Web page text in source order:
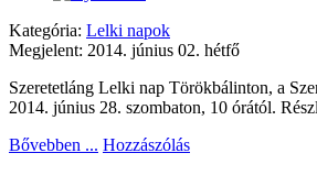
Kategória: Lelki napok
Megjelent: 2014. június 02. hétfő
Szeretetláng Lelki nap Törökbálinton, a
2014. június 28. szombaton, 10 órától.
Bővebben ... Hozzászólás